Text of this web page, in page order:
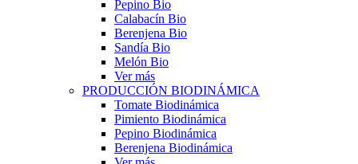
Pepino Bio
Calabacín Bio
Berenjena Bio
Sandía Bio
Melón Bio
Ver más
PRODUCCIÓN BIODINÁMICA
Tomate Biodinámica
Pimiento Biodinámica
Pepino Biodinámica
Berenjena Biodinámica